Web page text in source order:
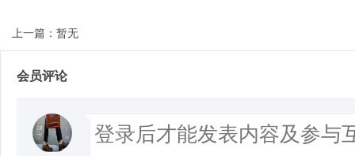
d
上一篇：暂无
会员评论